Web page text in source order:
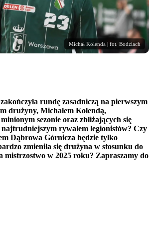
Michał Kolenda | fot. Bodziach
rundę zasadniczą na pierwszym
drużyny, Michałem Kolendą,
sezonie oraz zbliżających się
rywalem legionistów? Czy
Dąbrowa Górnicza będzie tylko
zmieniła się drużyna w stosunku do
mistrzostwo w 2025 roku? Zapraszamy do